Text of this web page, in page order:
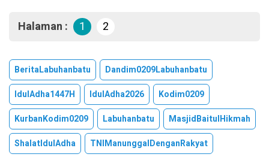
Halaman : 1 2
BeritaLabuhanbatu
Dandim0209Labuhanbatu
IdulAdha1447H
IdulAdha2026
Kodim0209
KurbanKodim0209
Labuhanbatu
MasjidBaitulHikmah
ShalatIdulAdha
TNIManunggalDenganRakyat